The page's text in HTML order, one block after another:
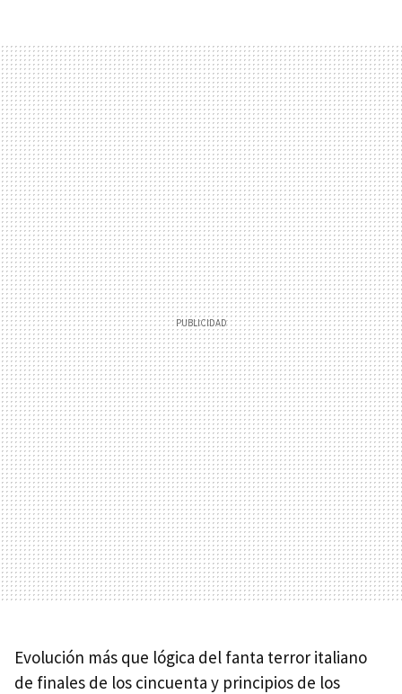
Evolución más que lógica del fanta terror italiano
de finales de los cincuenta y principios de los